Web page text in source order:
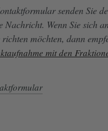
senden Sie
Nachricht. Wenn Sie sich
richten möchten, dann
mit den